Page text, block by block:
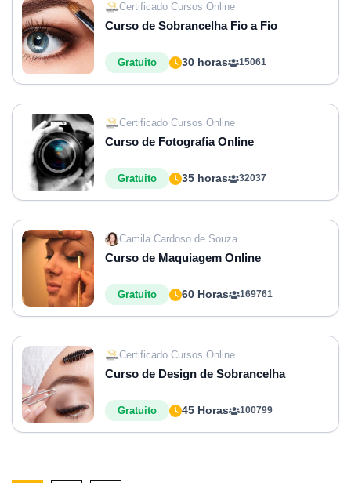
Certificado Cursos Online
Curso de Sobrancelha Fio a Fio
30 horas
Gratuito 15061
Certificado Cursos Online
Curso de Fotografia Online
35 horas
Gratuito 32037
Camila Cardoso de Souza
Curso de Maquiagem Online
60 Horas
Gratuito 169761
Certificado Cursos Online
Curso de Design de Sobrancelha
45 Horas
Gratuito 100799